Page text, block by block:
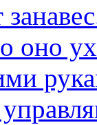
оно